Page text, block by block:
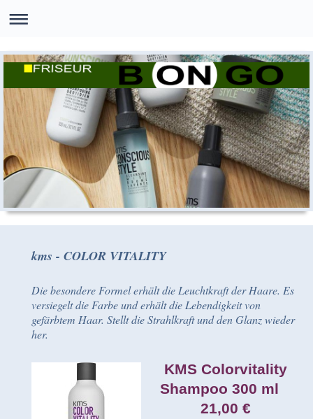
kms - COLOR VITALITY
Die besondere Formel erhält die Leuchtkraft der Haare. Es
versiegelt die Farbe und erhält die Lebendigkeit von
gefärbtem Haar. Stellt die Strahlkraft und den Glanz wieder
her.
KMS Colorvitality
Shampoo 300 ml
21,00 €